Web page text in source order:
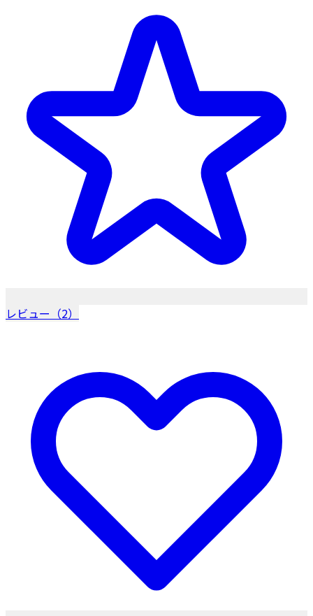
レビュー（2）